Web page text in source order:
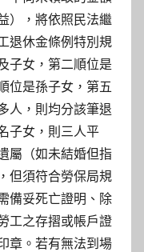
），將依照民法繼
退休金條例特別規
子女，第二順位是
位是孫子女，第五
人，則均分該筆退
子女，則三人平
屬（如未結婚但指
但須符合勞保局規
備妥死亡證明、除
工之存摺或帳戶證
章。若有無法到場